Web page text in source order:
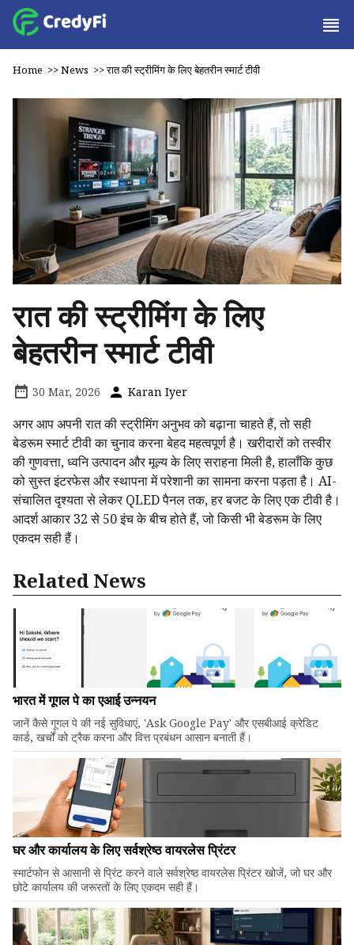
Home >>News >>रात की स्ट्रीमिंग के लिए बेहतरीन स्मार्ट टीवी
रात की स्ट्रीमिंग के लिए
बेहतरीन स्मार्ट टीवी
30 Mar, 2026 Karan Iyer
अगर आप अपनी रात की स्ट्रीमिंग अनुभव को बढ़ाना चाहते हैं, तो सही
बेडरूम स्मार्ट टीवी का चुनाव करना बेहद महत्वपूर्ण है। खरीदारों को तस्वीर
की गुणवत्ता, ध्वनि उत्पादन और मूल्य के लिए सराहना मिली है, हालाँकि कुछ
को सुस्त इंटरफेस और स्थापना में परेशानी का सामना करना पड़ता है। AI-
संचालित दृश्यता से लेकर QLED पैनल तक, हर बजट के लिए एक टीवी है।
आदर्श आकार 32 से 50 इंच के बीच होते हैं, जो किसी भी बेडरूम के लिए
एकदम सही हैं।
Related News
भारत में गूगल पे का एआई उन्नयन
जानें कैसे गूगल पे की नई सुविधाएं, 'Ask Google Pay' और एसबीआई क्रेडिट
कार्ड, खर्चों को ट्रैक करना और वित्त प्रबंधन आसान बनाती हैं।
घर और कार्यालय के लिए सर्वश्रेष्ठ वायरलेस प्रिंटर
स्मार्टफोन से आसानी से प्रिंट करने वाले सर्वश्रेष्ठ वायरलेस प्रिंटर खोजें, जो घर और
छोटे कार्यालय की जरूरतों के लिए एकदम सही हैं।